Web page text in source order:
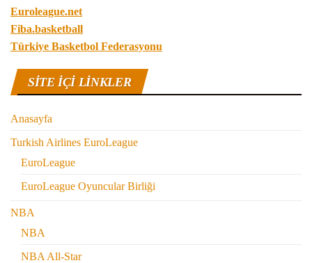
Euroleague.net
Fiba.basketball
Türkiye Basketbol Federasyonu
SITE IÇI LINKLER
Anasayfa
Turkish Airlines EuroLeague
EuroLeague
EuroLeague Oyuncular Birliği
NBA
NBA
NBA All-Star